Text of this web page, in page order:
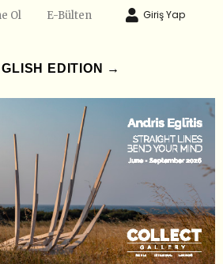
Ol E-Bülten Giriş Yap
EDITION →